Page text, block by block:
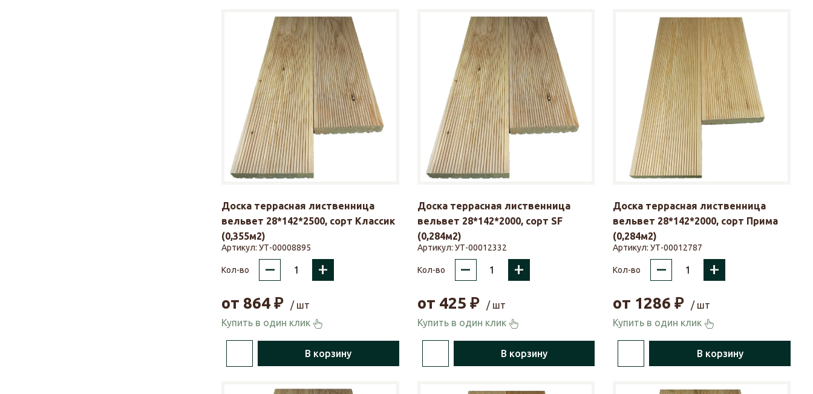
Доска террасная лиственница
вельвет 28*142*2500, сорт Классик
(0,355м2)
Артикул: УТ-00008895
Кол-во – +
от 864 ₽
/ шт
Купить в один клик
В корзину
Доска террасная лиственница
вельвет 28*142*2000, сорт SF
(0,284м2)
Артикул: УТ-00012332
Кол-во – +
от 425 ₽
/ шт
Купить в один клик
В корзину
Доска террасная лиственница
вельвет 28*142*2000, сорт Прима
(0,284м2)
Артикул:УТ-00012787
Кол-во – +
от 1286 ₽
/ шт
Купить в один клик
В корзину